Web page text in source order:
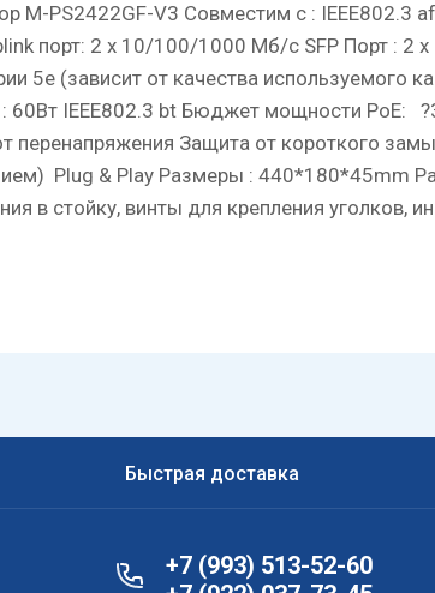
M-PS2422GF-V3 Совместим с :
порт: 2 х 10/100/1000 Мб/с SFP Порт :
5e (зависит от качества
IEEE802.3 bt Бюджет мощности PoE:
перенапряжения Защита от короткого
Plug & Play Размеры : 440*180*45mm
в стойку, винты для крепления
Быстрая доставка
+7 (993) 513-52-60